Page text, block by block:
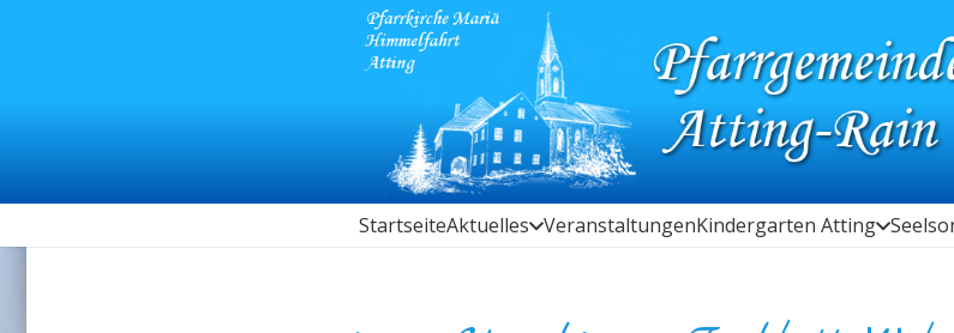
StartseiteAktuelles VeranstaltungenKindergarten Atting